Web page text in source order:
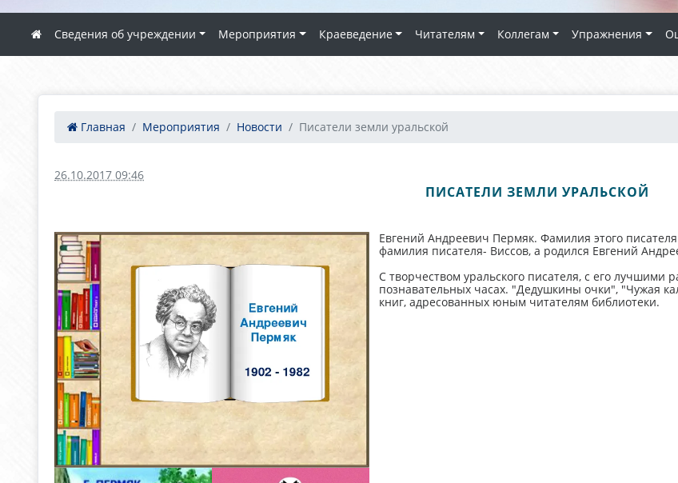
Сведения об учреждении Мероприятия Краеведение Читателям Коллегам Упражнения
Главная Мероприятия Новости Писатели земли уральской
26.10.2017 09:46
ПИСАТЕЛИ ЗЕМЛИ УРАЛЬСКОЙ
Евгений Андреевич Пермяк. Фамилия этого
фамилия писателя- Виссов, а родился Евгений
С творчеством уральского писателя, с его
познавательных часах. "Дедушкины очки", "Чужая
книг, адресованных юным читателям библиотеки.